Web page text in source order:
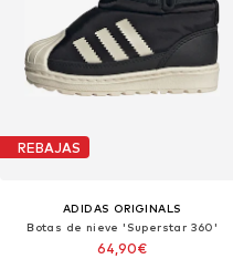
REBAJAS
ADIDAS ORIGINALS
Botas de nieve 'Superstar 360'
64,90€